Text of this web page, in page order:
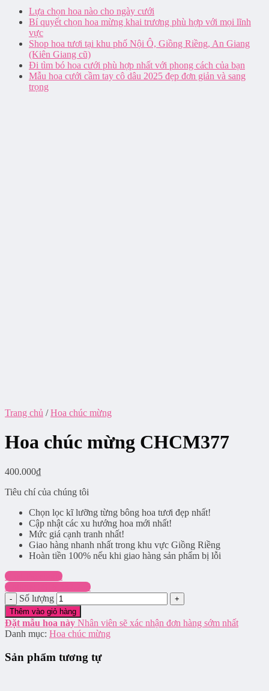
Lựa chọn hoa nào cho ngày cưới
Bí quyết chọn hoa mừng khai trương phù hợp với mọi lĩnh
vực
Shop hoa tươi tại khu phố Nội Ô, Giồng Riềng, An Giang
(Kiên Giang cũ)
Đi tìm bó hoa cưới phù hợp nhất với phong cách của bạn
Mẫu hoa cưới cầm tay cô dâu 2025 đẹp đơn giản và sang
trọng
Trang chủ / Hoa chúc mừng
Hoa chúc mừng CHCM377
400.000₫
Tiêu chí của chúng tôi
Chọn lọc kĩ lưỡng từng bông hoa tươi đẹp nhất!
Cập nhật các xu hướng hoa mới nhất!
Mức giá cạnh tranh nhất!
Giao hàng nhanh nhất trong khu vực Giồng Riềng
Hoàn tiền 100% nếu khi giao hàng sản phẩm bị lỗi
Chat Facebook
Hotline: 0916.337.745
Số lượng
Thêm vào giỏ hàng
Đặt mẫu hoa này Nhân viên sẽ xác nhận đơn hàng sớm nhất
Danh mục: Hoa chúc mừng
Sản phẩm tương tự